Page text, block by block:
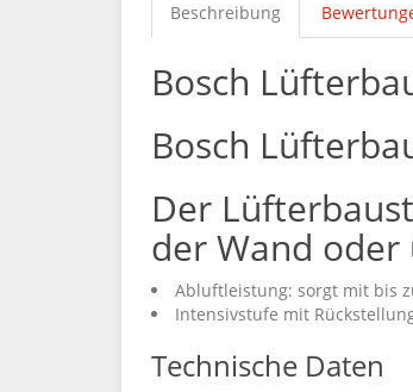
Beschreibung
Bosch
Bosch
Der
der Wand oder
Abluftleistung: sorgt mit bis
Intensivstufe mit
Technische Daten